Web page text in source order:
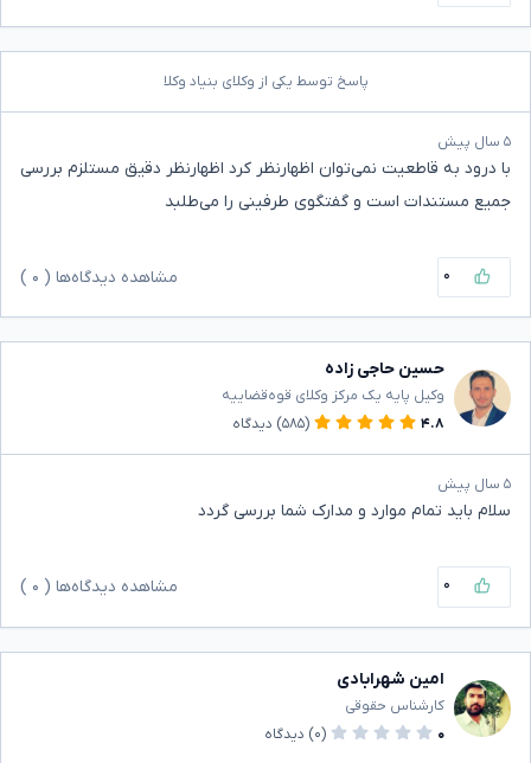
پاسخ توسط یکی از وکلای بنیاد وکلا
۵ سال پیش
با درود به قاطعیت نمی‌توان اظهارنظر کرد اظهارنظر دقیق مستلزم بررسی
جمیع مستندات است و گفتگوی طرفینی را می‌طلبد
۰ مشاهده دیدگاه‌ها ( ۰
حسین حاجی زاده
وکیل پایه یک مرکز وکلای قوه‌قضاییه
۴.۸
(۵۸۵) دیدگاه
۵ سال پیش
سلام باید تمام موارد و مدارک شما بررسی گردد
۰ مشاهده دیدگاه‌ها ( ۰
امین شهرابادی
کارشناس حقوقی
۰
(۰) دیدگاه